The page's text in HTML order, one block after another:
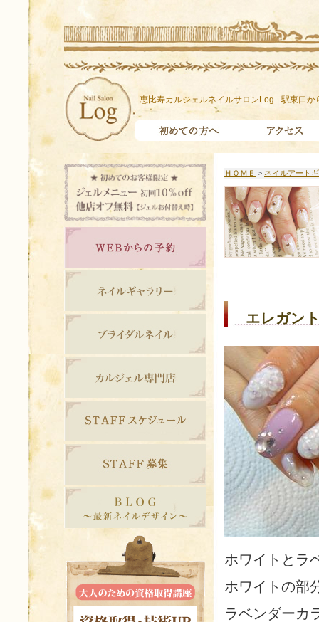
恵比寿カルジェルネイルサロンLog - 駅東口か
ＨＯＭＥ > ネイルアート
エレガン
ホワイトとラ
ホワイトの部
ラベンダーカ